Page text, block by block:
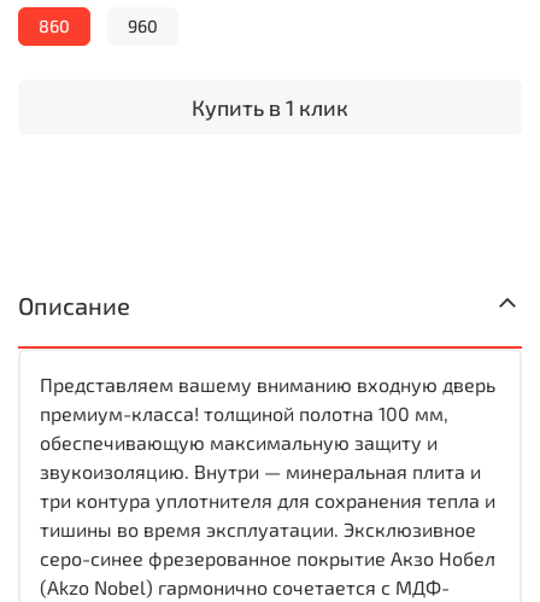
Купить в 1 клик
860 960
Описание
Представляем вашему вниманию входную дверь
премиум-класса! толщиной полотна 100 мм,
обеспечивающую максимальную защиту и
звукоизоляцию. Внутри — минеральная плита и
три контура уплотнителя для сохранения тепла и
тишины во время эксплуатации. Эксклюзивное
серо-синее фрезерованное покрытие Акзо Нобел
(Akzo Nobel) гармонично сочетается с МДФ-